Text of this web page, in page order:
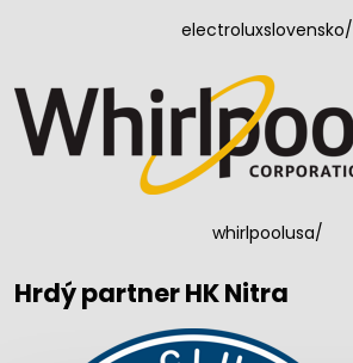
electroluxslovensko/
whirlpoolusa/
Hrdý partner HK Nitra